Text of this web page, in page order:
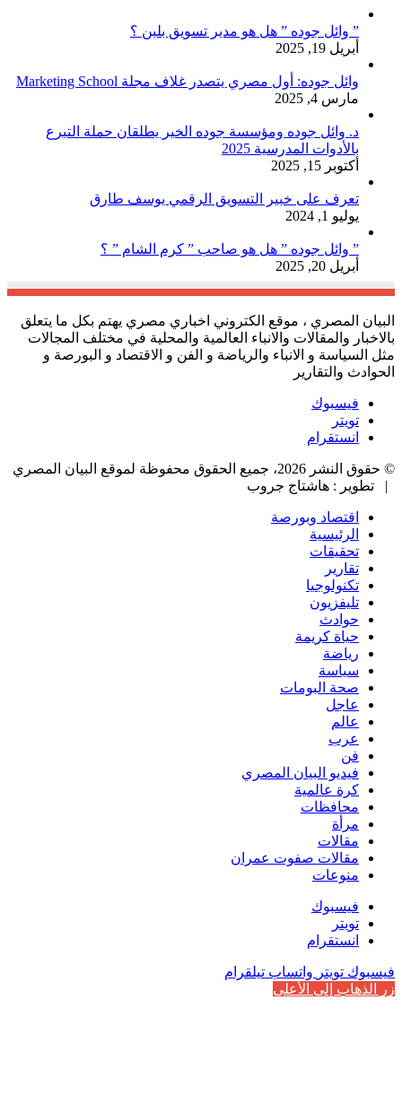
” وائل جوده ” هل هو مدير تسويق بلبن ؟
أبريل 19, 2025
وائل جوده: أول مصري يتصدر غلاف مجلة Marketing School
مارس 4, 2025
د. وائل جوده ومؤسسة جوده الخير يطلقان حملة التبرع
بالأدوات المدرسية 2025
أكتوبر 15, 2025
تعرف على خبير التسويق الرقمي يوسف طارق
يوليو 1, 2024
” وائل جوده ” هل هو صاحب ” كرم الشام ” ؟
أبريل 20, 2025
البيان المصري ، موقع الكتروني اخباري مصري يهتم بكل ما يتعلق
بالاخبار والمقالات والانباء العالمية والمحلية في مختلف المجالات
مثل السياسة و الانباء والرياضة و الفن و الاقتصاد و البورصة و
الحوادث والتقارير
فيسبوك
تويتر
انستقرام
© حقوق النشر 2026، جميع الحقوق محفوظة لموقع البيان المصري
| تطوير : هاشتاج جروب
اقتصاد وبورصة
الرئيسية
تحقيقات
تقارير
تكنولوجيا
تليفزيون
حوادث
حياة كريمة
رياضة
سياسة
صحة البومات
عاجل
عالم
عرب
فن
فيديو البيان المصري
كرة عالمية
محافظات
مرأة
مقالات
مقالات صفوت عمران
منوعات
فيسبوك
تويتر
انستقرام
فيسبوك تويتر واتساب تيلقرام
زر الذهاب إلى الأعلى